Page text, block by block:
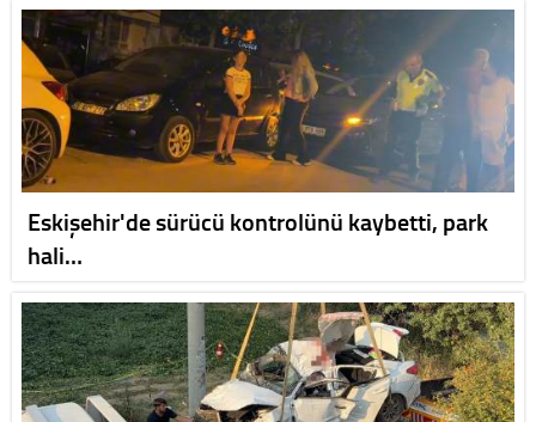
Eskişehir'de sürücü kontrolünü kaybetti, park
hali…